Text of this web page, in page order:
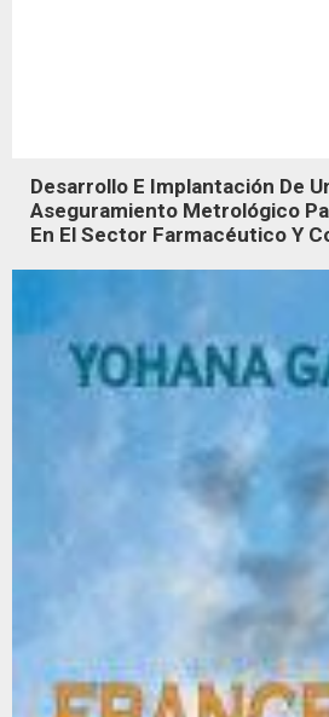
Desarrollo E Implantación De
Aseguramiento Metrológico
En El Sector Farmacéutico Y